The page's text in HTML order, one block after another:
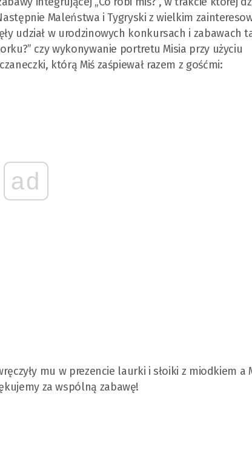
Maleństwa i Tygryski z wielkim
udział w urodzinowych konkursach i zabawach
czy wykonywanie portretu Misia przy użyciu
którą Miś zaśpiewał razem z gośćmi:
ad
mu w prezencie laurki i słoiki z miodkiem a
za wspólną zabawę!